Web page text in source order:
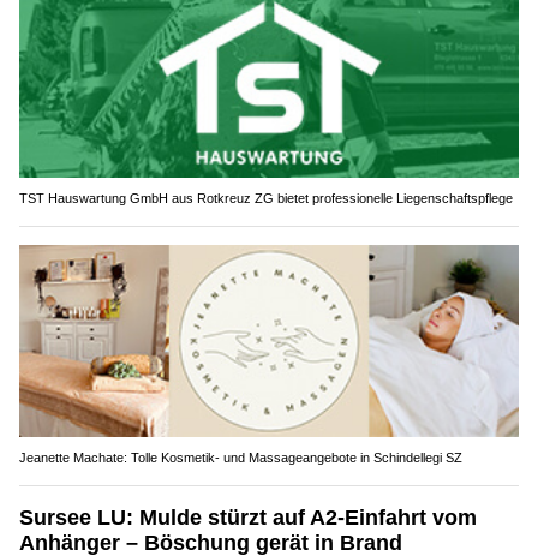
TST Hauswartung GmbH aus Rotkreuz ZG bietet professionelle Liegenschaftspflege
Jeanette Machate: Tolle Kosmetik- und Massageangebote in Schindellegi SZ
Sursee LU: Mulde stürzt auf A2-Einfahrt vom
Anhänger – Böschung gerät in Brand